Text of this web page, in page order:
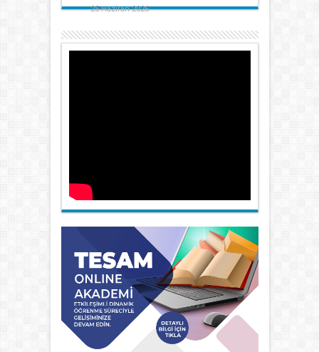
25 Haziran 2026